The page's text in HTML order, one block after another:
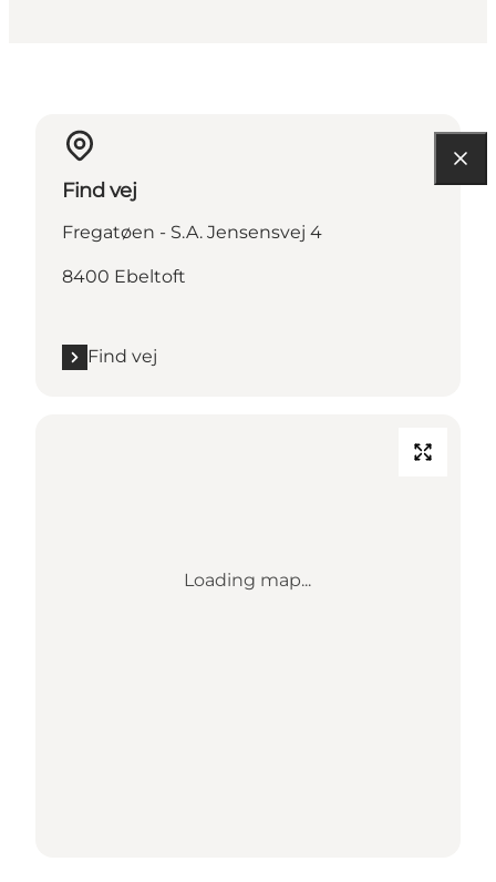
Find vej
Fregatøen - S.A. Jensensvej 4
8400 Ebeltoft
Find vej
Loading map...